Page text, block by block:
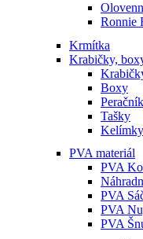
Ronnie
Krmítka
Krabičky,
Boxy
Tašky
Kelímky
PVA materiál
PVA
PVA
PVA
PVA